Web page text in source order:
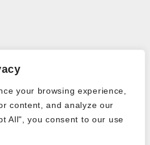
your browsing experience,
content, and analyze our
All", you consent to our use